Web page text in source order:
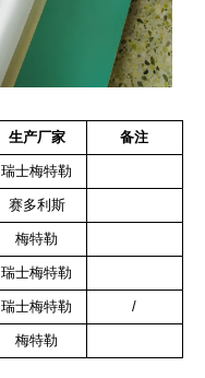
生产厂家 备注
瑞士梅特勒
赛多利斯
梅特勒
瑞士梅特勒
瑞士梅特勒 /
梅特勒